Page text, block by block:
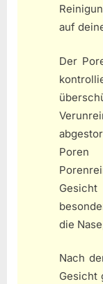
auf
Der
die
Nach
Gesicht